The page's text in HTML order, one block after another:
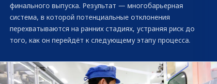
финального выпуска. Результат — многобарьерная
система, в которой потенциальные отклонения
перехватываются на ранних стадиях, устраняя риск до
того, как он перейдёт к следующему этапу процесса.